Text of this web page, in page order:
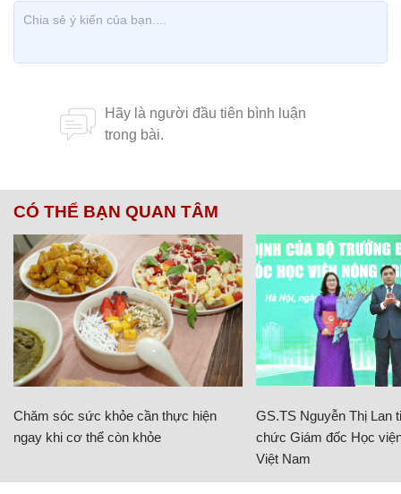
CÓ THỂ BẠN QUAN TÂM
Chăm sóc sức khỏe cần thực hiện
ngay khi cơ thể còn khỏe
GS.TS Nguyễn Thị Lan
chức Giám đốc Học
Việt Nam